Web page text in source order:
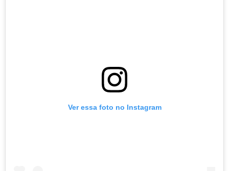
Ver essa foto no Instagram